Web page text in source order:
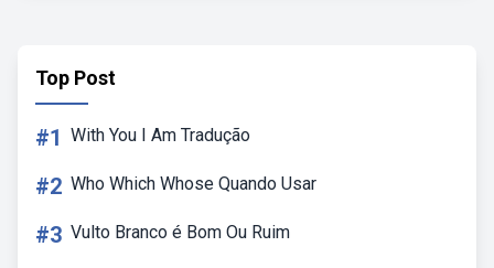
Top Post
#1 With You I Am Tradução
#2 Who Which Whose Quando Usar
#3 Vulto Branco é Bom Ou Ruim